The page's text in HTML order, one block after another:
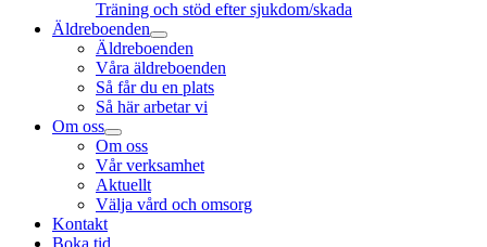
Träning och stöd efter sjukdom/skada
Äldreboenden
Äldreboenden
Våra äldreboenden
Så får du en plats
Så här arbetar vi
Om oss
Om oss
Vår verksamhet
Aktuellt
Välja vård och omsorg
Kontakt
Boka tid